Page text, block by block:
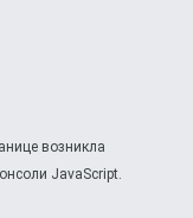
возникла
JavaScript.